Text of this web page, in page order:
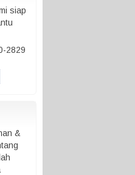
siap
2829
&